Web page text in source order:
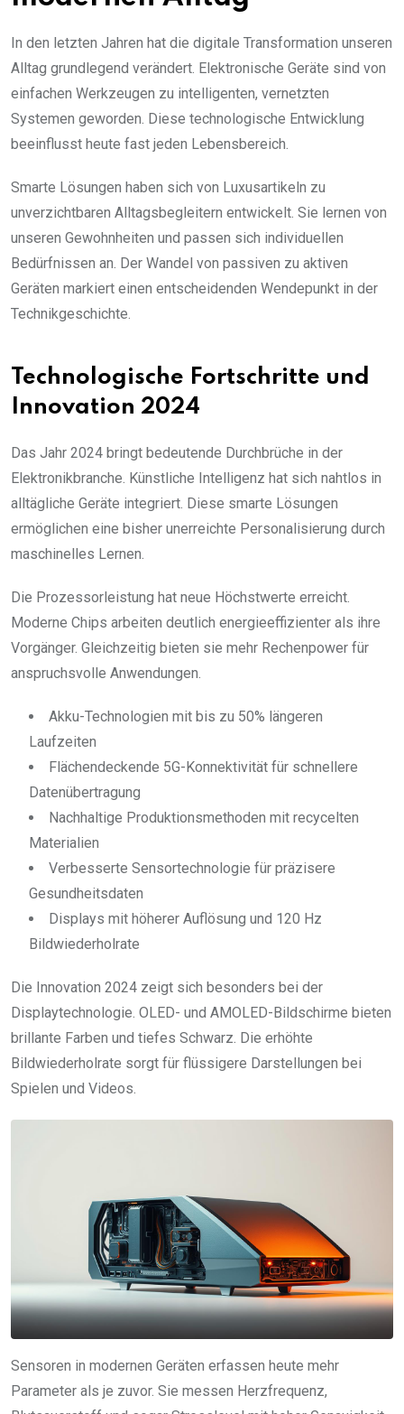
In den letzten Jahren hat die digitale Transformation unseren
Alltag grundlegend verändert. Elektronische Geräte sind von
einfachen Werkzeugen zu intelligenten, vernetzten
Systemen geworden. Diese technologische Entwicklung
beeinflusst heute fast jeden Lebensbereich.
Smarte Lösungen haben sich von Luxusartikeln zu
unverzichtbaren Alltagsbegleitern entwickelt. Sie lernen von
unseren Gewohnheiten und passen sich individuellen
Bedürfnissen an. Der Wandel von passiven zu aktiven
Geräten markiert einen entscheidenden Wendepunkt in der
Technikgeschichte.
Technologische Fortschritte und
Innovation 2024
Das Jahr 2024 bringt bedeutende Durchbrüche in der
Elektronikbranche. Künstliche Intelligenz hat sich nahtlos in
alltägliche Geräte integriert. Diese smarte Lösungen
ermöglichen eine bisher unerreichte Personalisierung durch
maschinelles Lernen.
Die Prozessorleistung hat neue Höchstwerte erreicht.
Moderne Chips arbeiten deutlich energieeffizienter als ihre
Vorgänger. Gleichzeitig bieten sie mehr Rechenpower für
anspruchsvolle Anwendungen.
Akku-Technologien mit bis zu 50% längeren
Laufzeiten
Flächendeckende 5G-Konnektivität für schnellere
Datenübertragung
Nachhaltige Produktionsmethoden mit recycelten
Materialien
Verbesserte Sensortechnologie für präzisere
Gesundheitsdaten
Displays mit höherer Auflösung und 120 Hz
Bildwiederholrate
Die Innovation 2024 zeigt sich besonders bei der
Displaytechnologie. OLED- und AMOLED-Bildschirme bieten
brillante Farben und tiefes Schwarz. Die erhöhte
Bildwiederholrate sorgt für flüssigere Darstellungen bei
Spielen und Videos.
Sensoren in modernen Geräten erfassen heute mehr
Parameter als je zuvor. Sie messen Herzfrequenz,